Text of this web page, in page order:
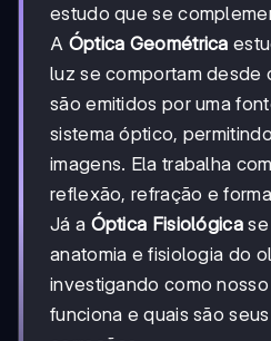
estudo que se
A Óptica Geométrica
luz se comportam desde
são emitidos por uma
sistema óptico,
imagens. Ela trabalha
reflexão, refração e
Já a Óptica Fisiológicase
anatomia e fisiologia do
investigando como
funciona e quais são